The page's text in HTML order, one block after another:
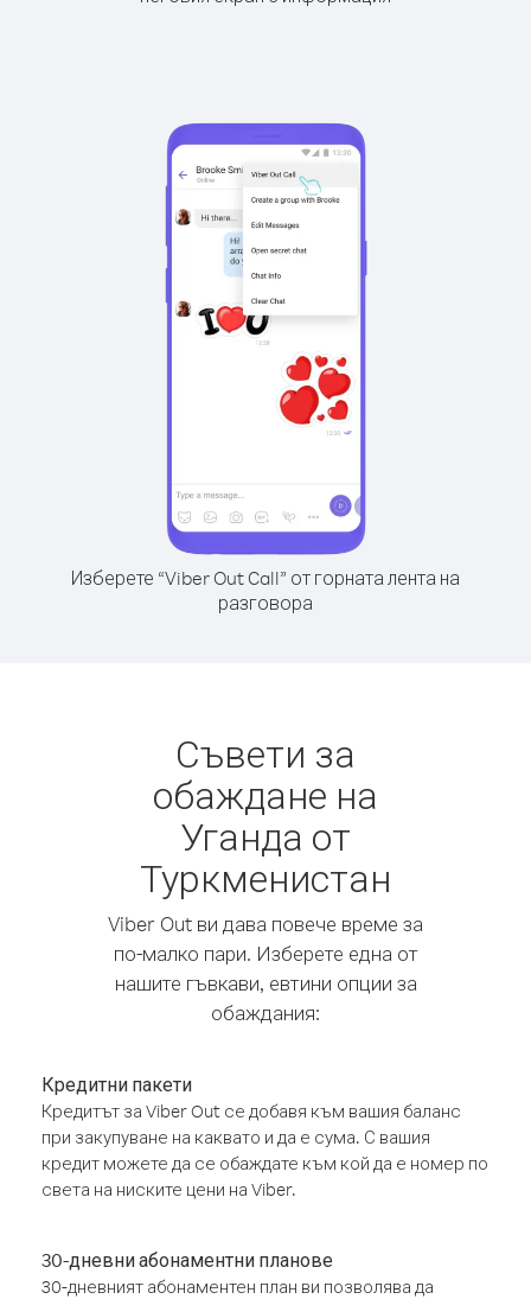
Изберете “Viber Out Call” от горната лента на
разговора
Съвети за
обаждане на
Уганда от
Туркменистан
Viber Out ви дава повече време за
по-малко пари. Изберете една от
нашите гъвкави, евтини опции за
обаждания:
Кредитни пакети
Кредитът за Viber Out се добавя към вашия баланс
при закупуване на каквато и да е сума. С вашия
кредит можете да се обаждате към кой да е номер по
света на ниските цени на Viber.
30-дневни абонаментни планове
30-дневният абонаментен план ви позволява да